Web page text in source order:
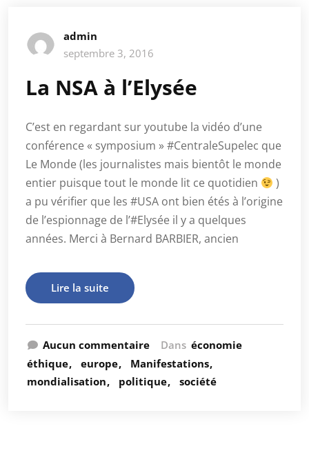
admin
septembre 3, 2016
La NSA à l’Elysée
C’est en regardant sur youtube la vidéo d’une
conférence « symposium » #CentraleSupelec que
Le Monde (les journalistes mais bientôt le monde
entier puisque tout le monde lit ce quotidien
)
a pu vérifier que les #USA ont bien étés à l’origine
de l’espionnage de l’#Elysée il y a quelques
années. Merci à Bernard BARBIER, ancien
Lire la suite
Aucun commentaire Dans économie
éthique
europe
Manifestations
mondialisation
politique société